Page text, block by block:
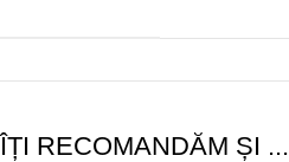
ÎȚI RECOMANDĂM ȘI ...